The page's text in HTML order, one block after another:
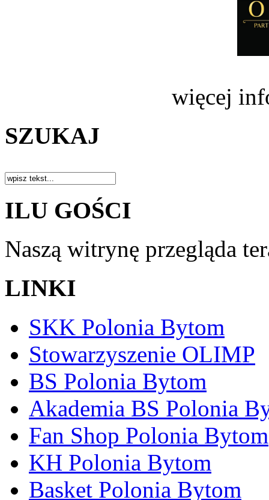
więcej
SZUKAJ
ILU GOŚCI
Naszą witrynę przegląda
LINKI
SKK Polonia Bytom
Stowarzyszenie OLIMP
BS Polonia Bytom
Akademia BS Polonia
Fan Shop Polonia Bytom
KH Polonia Bytom
Basket Polonia Bytom